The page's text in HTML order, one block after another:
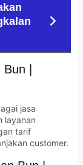
|
jasa
layanan
tarif
customer.